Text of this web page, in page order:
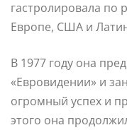
гастролировала по
Европе, США и
В 1977 году она
«Евровидении» и
огромный успех и
этого она